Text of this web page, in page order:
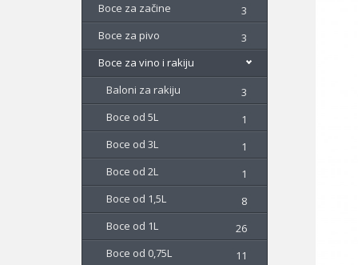
Boce za začine
3
Boce za pivo
3
Boce za vino i rakiju
Baloni za rakiju
3
Boce od 5L
1
Boce od 3L
1
Boce od 2L
1
Boce od 1,5L
8
Boce od 1L
26
Boce od 0,75L
11